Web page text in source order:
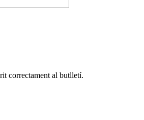
correctament al butlletí.